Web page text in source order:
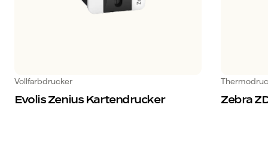
Vollfarbdrucker
Evolis Zenius Kartendrucker Zebra